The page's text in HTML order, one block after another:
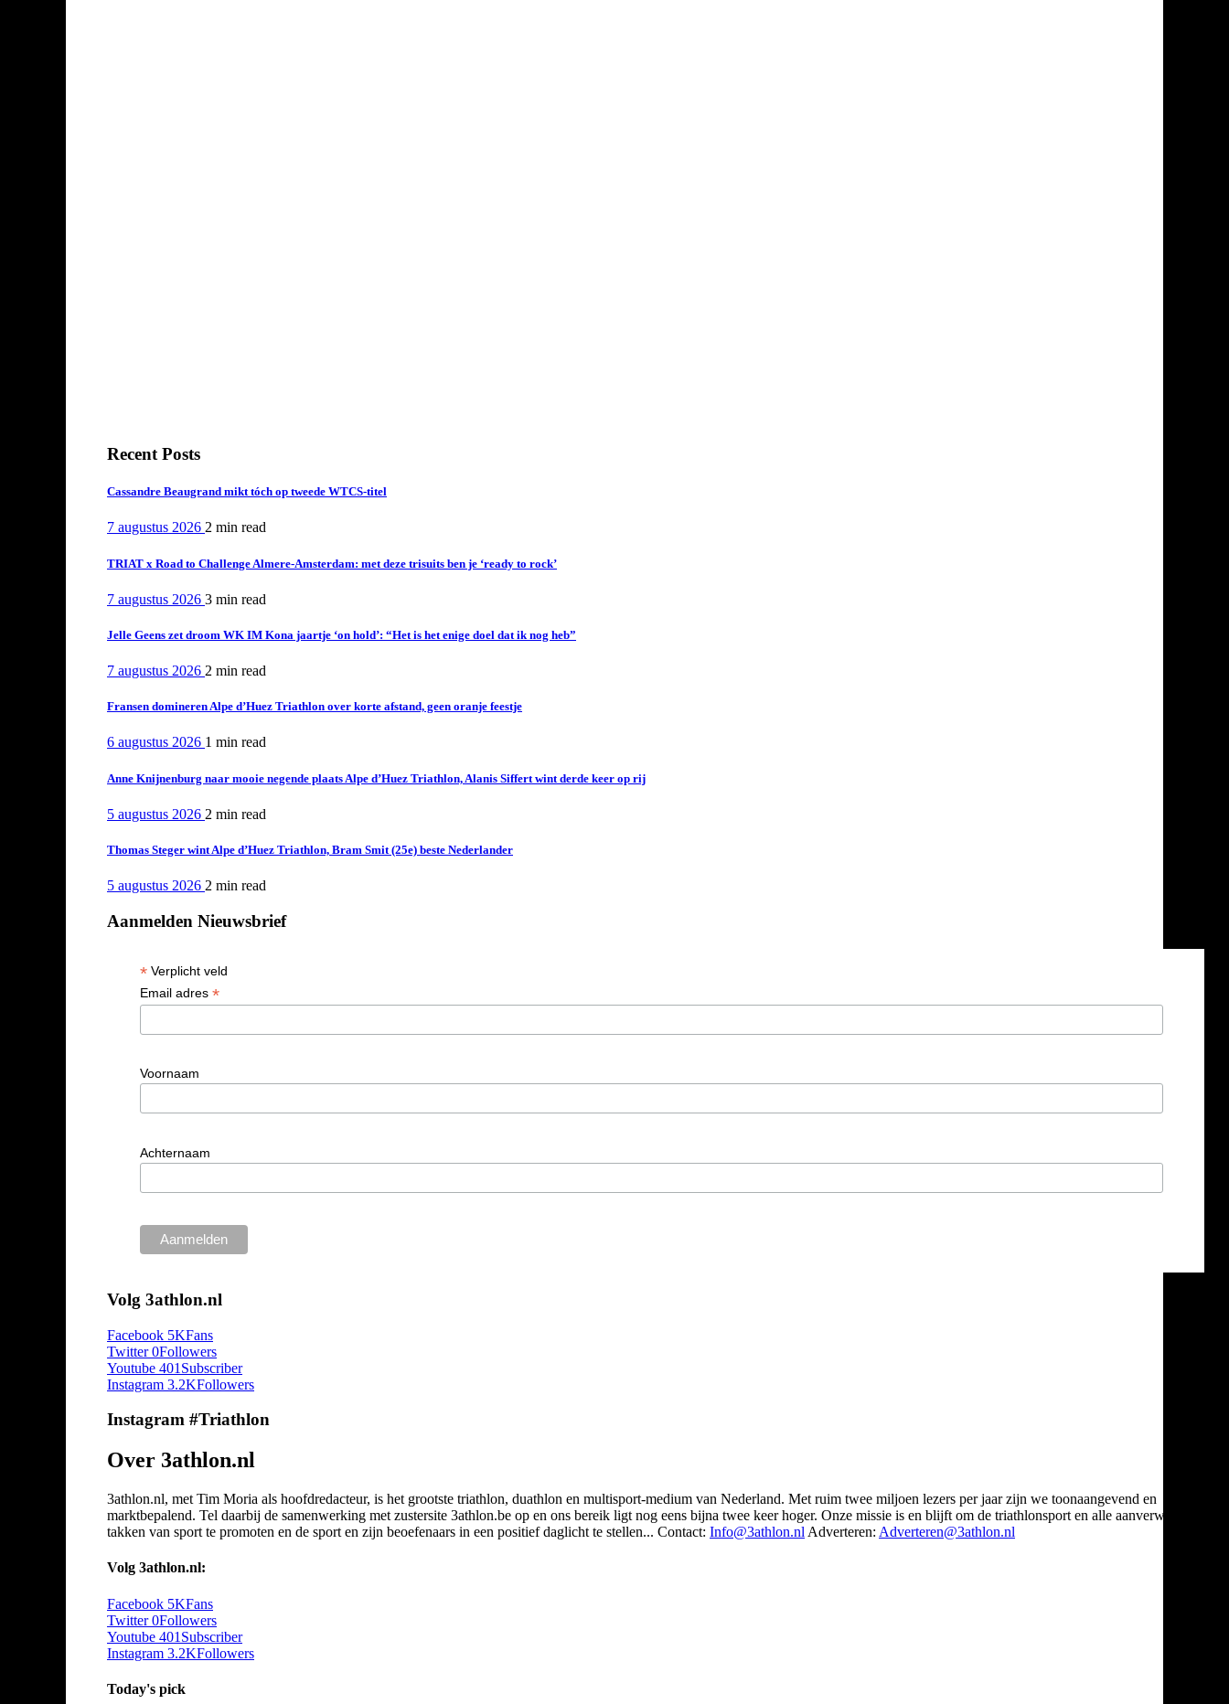
Recent Posts
Cassandre Beaugrand mikt tóch op tweede WTCS-titel
7 augustus 2026 2 min read
TRIAT x Road to Challenge Almere-Amsterdam: met deze trisuits ben je ‘ready to rock’
7 augustus 2026 3 min read
Jelle Geens zet droom WK IM Kona jaartje ‘on hold’: “Het is het enige doel dat ik nog heb”
7 augustus 2026 2 min read
Fransen domineren Alpe d’Huez Triathlon over korte afstand, geen oranje feestje
6 augustus 2026 1 min read
Anne Knijnenburg naar mooie negende plaats Alpe d’Huez Triathlon, Alanis Siffert wint derde keer op rij
5 augustus 2026 2 min read
Thomas Steger wint Alpe d’Huez Triathlon, Bram Smit (25e) beste Nederlander
5 augustus 2026 2 min read
Aanmelden Nieuwsbrief
* Verplicht veld
Email adres *
Voornaam
Achternaam
Volg 3athlon.nl
Facebook 5KFans
Twitter 0Followers
Youtube 401 Subscriber
Instagram 3.2KFollowers
Instagram #Triathlon
Over 3athlon.nl
3athlon.nl, met Tim Moria als hoofdredacteur, is het grootste triathlon, duathlon en multisport-medium van Nederland. Met ruim twee miljoen lezers per jaar zijn we toonaangevend en
marktbepalend. Tel daarbij de samenwerking met zustersite 3athlon.be op en ons bereik ligt nog eens bijna twee keer hoger. Onze missie is en blijft om de triathlonsport en alle aanverwante
takken van sport te promoten en de sport en zijn beoefenaars in een positief daglicht te stellen... Contact: Info@3athlon.nl Adverteren: Adverteren@3athlon.nl
Volg 3athlon.nl:
Facebook 5KFans
Twitter 0Followers
Youtube 401 Subscriber
Instagram 3.2KFollowers
Today's pick